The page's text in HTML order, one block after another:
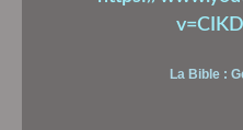
La Bible :